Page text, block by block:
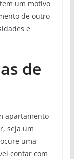
um motivo
de outro
e
de
apartamento
seja um
uma
contar com